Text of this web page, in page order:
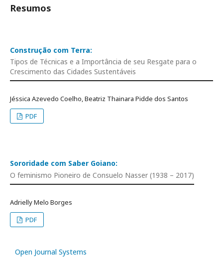
Resumos
Construção com Terra:
Tipos de Técnicas e a Importância de seu Resgate para o
Crescimento das Cidades Sustentáveis
Jéssica Azevedo Coelho, Beatriz Thainara Pidde dos Santos
PDF
Sororidade com Saber Goiano:
O feminismo Pioneiro de Consuelo Nasser (1938 – 2017)
Adrielly Melo Borges
PDF
Open Journal Systems